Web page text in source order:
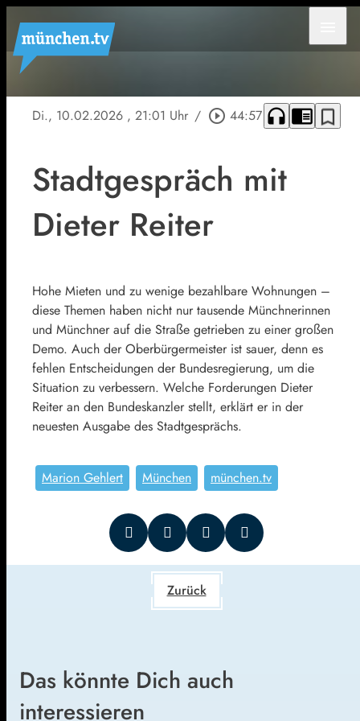
Di., 10.02.2026 , 21:01 Uhr / play_circle_outline 44:57 headphones chrome_reader_mode bookmark_border
Stadtgespräch mit
Dieter Reiter
Hohe Mieten und zu wenige bezahlbare Wohnungen –
diese Themen haben nicht nur tausende Münchnerinnen
und Münchner auf die Straße getrieben zu einer großen
Demo. Auch der Oberbürgermeister ist sauer, denn es
fehlen Entscheidungen der Bundesregierung, um die
Situation zu verbessern. Welche Forderungen Dieter
Reiter an den Bundeskanzler stellt, erklärt er in der
neuesten Ausgabe des Stadtgesprächs.
Marion Gehlert München münchen.tv
Zurück
Das könnte Dich auch
interessieren